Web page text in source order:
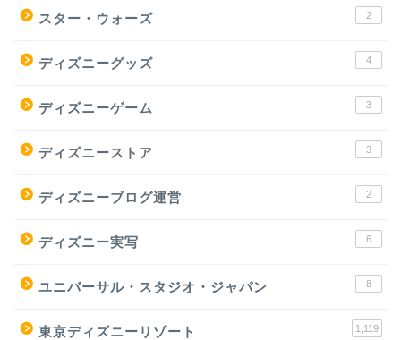
スター・ウォーズ 2
ディズニーグッズ 4
ディズニーゲーム 3
ディズニーストア 3
ディズニーブログ運営 2
ディズニー実写 6
ユニバーサル・スタジオ・ジャパン 8
東京ディズニーリゾート 1,119